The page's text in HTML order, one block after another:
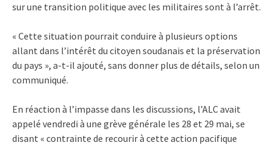
sur une transition politique avec les militaires sont à l’arrêt.
« Cette situation pourrait conduire à plusieurs options
allant dans l’intérêt du citoyen soudanais et la préservation
du pays », a-t-il ajouté, sans donner plus de détails, selon un
communiqué.
En réaction à l’impasse dans les discussions, l’ALC avait
appelé vendredi à une grève générale les 28 et 29 mai, se
disant « contrainte de recourir à cette action pacifique